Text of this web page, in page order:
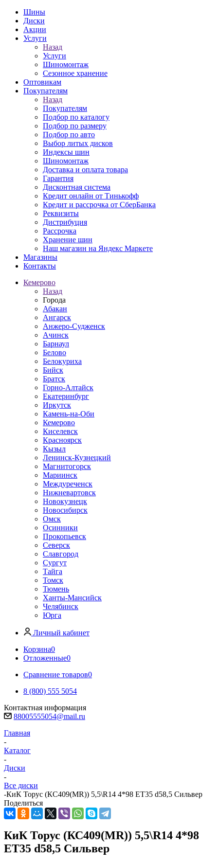
Шины
Диски
Акции
Услуги
Назад
Услуги
Шиномонтаж
Сезонное хранение
Оптовикам
Покупателям
Назад
Покупателям
Подбор по каталогу
Подбор по размеру
Подбор по авто
Выбор литых дисков
Индексы шин
Шиномонтаж
Доставка и оплата товара
Гарантия
Дисконтная система
Кредит онлайн от Тинькофф
Кредит и рассрочка от СберБанка
Реквизиты
Дистрибуция
Рассрочка
Хранение шин
Наш магазин на Яндекс Маркете
Магазины
Контакты
Кемерово
Назад
Города
Абакан
Ангарск
Анжеро-Судженск
Ачинск
Барнаул
Белово
Белокуриха
Бийск
Братск
Горно-Алтайск
Екатеринбург
Иркутск
Камень-на-Оби
Кемерово
Киселевск
Красноярск
Кызыл
Ленинск-Кузнецкий
Магнитогорск
Мариинск
Междуреченск
Нижневартовск
Новокузнецк
Новосибирск
Омск
Осинники
Прокопьевск
Северск
Славгород
Сургут
Тайга
Томск
Тюмень
Ханты-Мансийск
Челябинск
Юрга
Личный кабинет
Корзина0
Отложенные0
Сравнение товаров0
8 (800) 555 5054
Контактная информация
88005555054@mail.ru
Главная
-
Каталог
-
Диски
-
Все диски
-КиК Торус (КС409(MR)) 5,5\R14 4*98 ET35 d58,5 Сильвер
Поделиться
КиК Торус (КС409(MR)) 5,5\R14 4*98
ET35 d58,5 Сильвер